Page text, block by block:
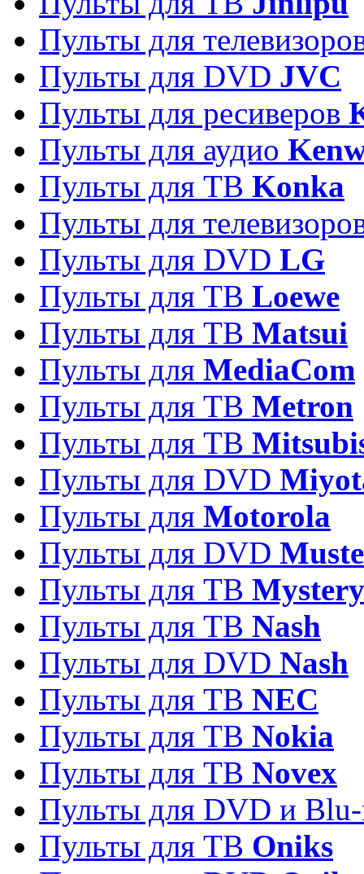
Пульты для
Пульты для DVD JVC
Пульты для ресиверов
Пульты для аудио
Пульты для ТВ Konka
Пульты для
Пульты для DVD LG
Пульты для ТВ Loewe
Пульты для ТВ Matsui
Пульты для MediaCom
Пульты для ТВ Metron
Пульты для TB
Пульты для DVD
Пульты для Motorola
Пульты для DVD
Пульты для ТВ Mystery
Пульты для ТВ Nash
Пульты для DVD Nash
Пульты для ТВ NEC
Пульты для ТВ Nokia
Пульты для ТВ Novex
Пульты для DVD и
Пульты для ТВ Oniks